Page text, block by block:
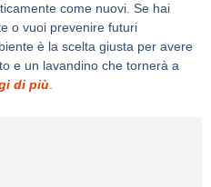
come nuovi. Se hai
o vuoi prevenire futuri
è la scelta giusta per avere
e un lavandino che tornerà a
di più.